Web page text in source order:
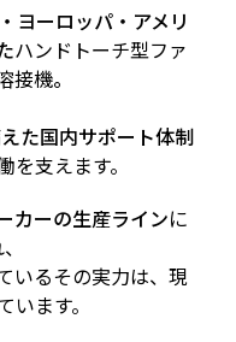
ヨーロッパ・アメリ
ハンドトーチ型ファ
接機。
た国内サポート体制
支えます。
カーの生産ラインに
いるその実力は、現
ます。